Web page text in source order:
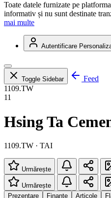
Toate datele furnizate pe
informativ și nu sunt destinate
mai multe
Autentificare
Toggle Sidebar
Feed
1109.TW
11
Hsing Ta
1109.TW · TAI
Urmărește
Urmărește
Prezentare
Finanțe Articole